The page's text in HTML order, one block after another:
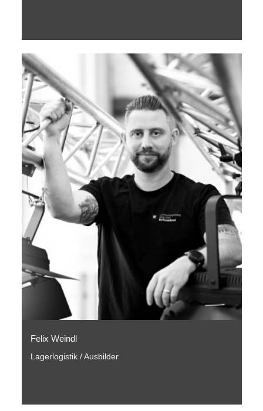
Felix Weindl
Lagerlogistik / Ausbilder